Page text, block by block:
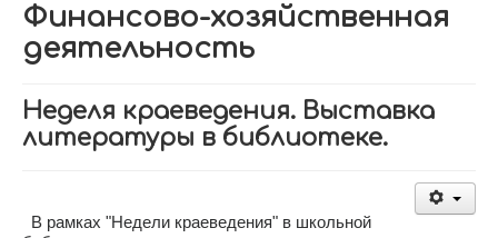
Финансово-хозяйственная
деятельность
Неделя краеведения. Выставка
литературы в библиотеке.
В рамках "Недели краеведения" в школьной